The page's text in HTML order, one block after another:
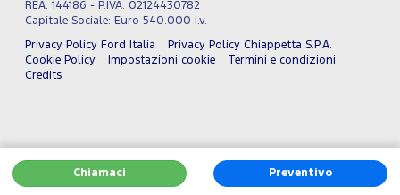
Chiamaci Preventivo
REA: 144186 - P.IVA: 02124430782
Capitale Sociale: Euro 540.000 i.v.
Privacy Policy Ford Italia
Privacy Policy Chiappetta S.P.A.
Cookie Policy
Impostazioni cookie
Termini e condizioni
Credits